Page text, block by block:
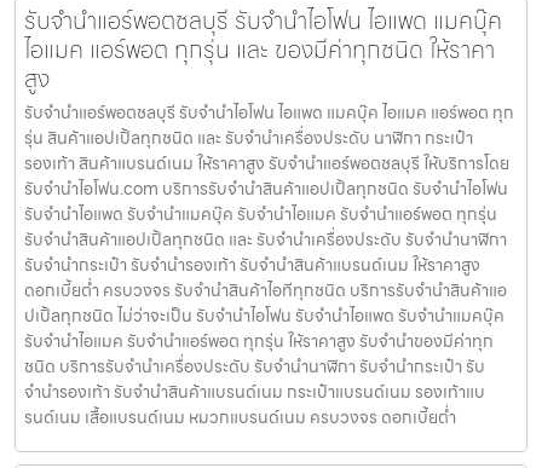
รับจำนำแอร์พอตชลบุรี รับจำนำไอโฟน ไอแพด แมคบุ๊ค
ไอแมค แอร์พอต ทุกรุ่น และ ของมีค่าทุกชนิด ให้ราคา
สูง
รับจำนำแอร์พอตชลบุรี รับจำนำไอโฟน ไอแพด แมคบุ๊ค ไอแมค แอร์พอต ทุก
รุ่น สินค้าแอปเปิ้ลทุกชนิด และ รับจำนำเครื่องประดับ นาฬิกา กระเป๋า
รองเท้า สินค้าแบรนด์เนม ให้ราคาสูง รับจำนำแอร์พอตชลบุรี ให้บริการโดย
รับจํานําไอโฟน.com บริการรับจำนำสินค้าแอปเปิ้ลทุกชนิด รับจำนำไอโฟน
รับจำนำไอแพด รับจำนำแมคบุ๊ค รับจำนำไอแมค รับจำนำแอร์พอต ทุกรุ่น
รับจำนำสินค้าแอปเปิ้ลทุกชนิด และ รับจำนำเครื่องประดับ รับจำนำนาฬิกา
รับจำนำกระเป๋า รับจำนำรองเท้า รับจำนำสินค้าแบรนด์เนม ให้ราคาสูง
ดอกเบี้ยต่ำ ครบวงจร รับจำนำสินค้าไอทีทุกชนิด บริการรับจำนำสินค้าแอ
ปเปิ้ลทุกชนิด ไม่ว่าจะเป็น รับจำนำไอโฟน รับจำนำไอแพด รับจำนำแมคบุ๊ค
รับจำนำไอแมค รับจำนำแอร์พอต ทุกรุ่น ให้ราคาสูง รับจำนำของมีค่าทุก
ชนิด บริการรับจำนำเครื่องประดับ รับจำนำนาฬิกา รับจำนำกระเป๋า รับ
จำนำรองเท้า รับจำนำสินค้าแบรนด์เนม กระเป๋าแบรนด์เนม รองเท้าแบ
รนด์เนม เสื้อแบรนด์เนม หมวกแบรนด์เนม ครบวงจร ดอกเบี้ยต่ำ